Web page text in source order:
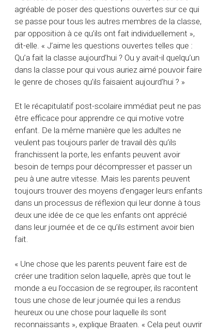
agréable de poser des questions ouvertes sur ce qui
se passe pour tous les autres membres de la classe,
par opposition à ce qu’ils ont fait individuellement »,
dit-elle. « J’aime les questions ouvertes telles que :
Qu’a fait la classe aujourd’hui ? Ou y avait-il quelqu’un
dans la classe pour qui vous auriez aimé pouvoir faire
le genre de choses qu’ils faisaient aujourd’hui ? »
Et le récapitulatif post-scolaire immédiat peut ne pas
être efficace pour apprendre ce qui motive votre
enfant. De la même manière que les adultes ne
veulent pas toujours parler de travail dès qu’ils
franchissent la porte, les enfants peuvent avoir
besoin de temps pour décompresser et passer un
peu à une autre vitesse. Mais les parents peuvent
toujours trouver des moyens d’engager leurs enfants
dans un processus de réflexion qui leur donne à tous
deux une idée de ce que les enfants ont apprécié
dans leur journée et de ce qu’ils estiment avoir bien
fait.
« Une chose que les parents peuvent faire est de
créer une tradition selon laquelle, après que tout le
monde a eu l’occasion de se regrouper, ils racontent
tous une chose de leur journée qui les a rendus
heureux ou une chose pour laquelle ils sont
reconnaissants », explique Braaten. « Cela peut ouvrir